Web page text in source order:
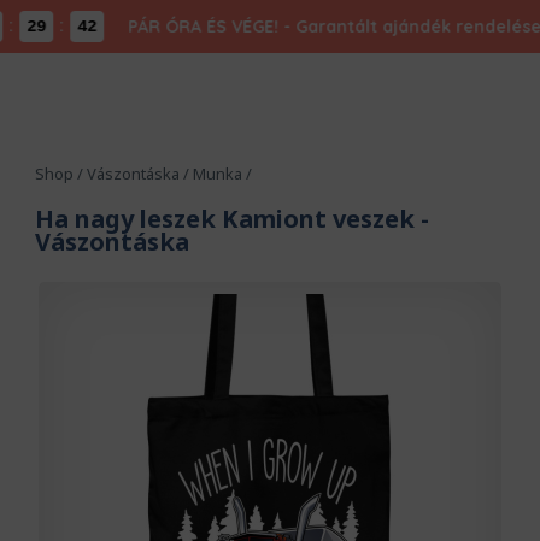
29 : 42 PÁR ÓRA ÉS VÉGE! - Garantált ajándék
Shop /Vászontáska / Munka /
Ha nagy leszek Kamiont veszek -
Vászontáska